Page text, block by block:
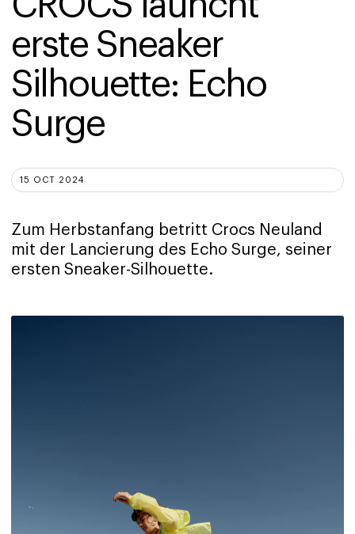
erste Sneaker
Silhouette: Echo
Surge
15 OCT 2024
Zum Herbstanfang betritt Crocs Neuland
mit der Lancierung des Echo Surge, seiner
ersten Sneaker-Silhouette.